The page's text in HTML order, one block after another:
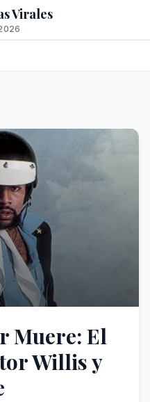
Virales
Muere: El
Willis y